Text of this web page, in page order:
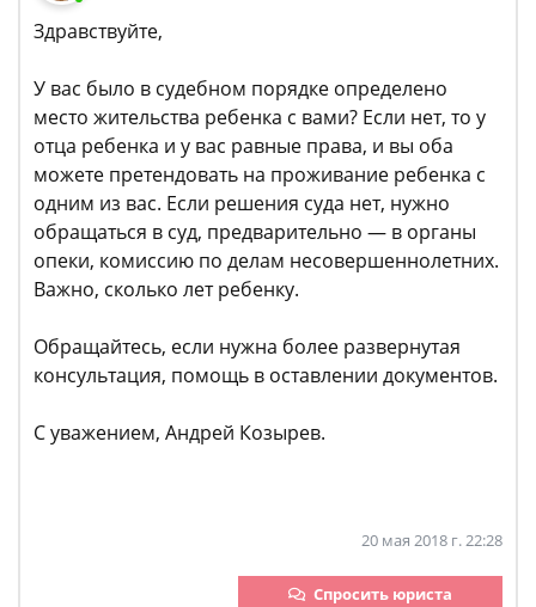
Здравствуйте,
У вас было в судебном порядке определено
место жительства ребенка с вами? Если нет, то у
отца ребенка и у вас равные права, и вы оба
можете претендовать на проживание ребенка с
одним из вас. Если решения суда нет, нужно
обращаться в суд, предварительно — в органы
опеки, комиссию по делам несовершеннолетних.
Важно, сколько лет ребенку.
Обращайтесь, если нужна более развернутая
консультация, помощь в оставлении документов.
С уважением, Андрей Козырев.
20 мая 2018 г. 22:28
Спросить юриста